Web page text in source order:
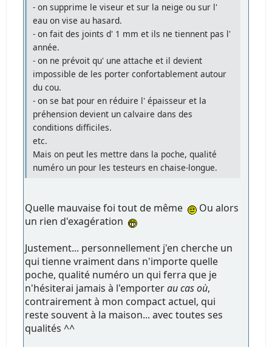
- on supprime le viseur et sur la neige ou sur l'
eau on vise au hasard.
- on fait des joints d' 1 mm et ils ne tiennent pas l'
année.
- on ne prévoit qu' une attache et il devient
impossible de les porter confortablement autour
du cou.
- on se bat pour en réduire l' épaisseur et la
préhension devient un calvaire dans des
conditions difficiles.
etc.
Mais on peut les mettre dans la poche, qualité
numéro un pour les testeurs en chaise-longue.
Quelle mauvaise foi tout de même
Ou alors
un rien d'exagération
Justement... personnellement j'en cherche un
qui tienne vraiment dans n'importe quelle
poche, qualité numéro un qui ferra que je
n'hésiterai jamais à l'emporterau cas où,
contrairement à mon compact actuel, qui
reste souvent à la maison... avec toutes ses
qualités ^^